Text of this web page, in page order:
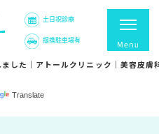
した｜アトールクリニック｜美容皮膚
Translate
土日祝診療
提携駐車場有